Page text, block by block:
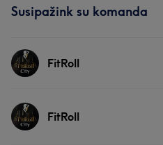
Susipažink su komanda
FitRoll
Paslaugos
FitRoll